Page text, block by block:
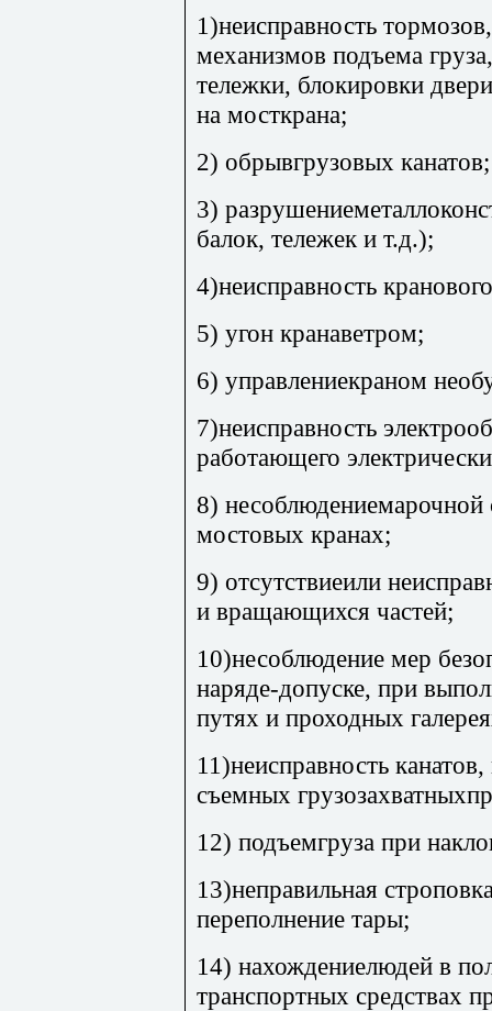
1)неисправность
механизмов подъема
тележки, блокировки
на мосткрана;
2) обрывгрузовых канатов;
3)
балок, тележек и т.д.);
4)неисправность
5) угон кранаветром;
6) управлениекраном
7)неисправность
работающего
8) несоблюдениемарочной
мостовых кранах;
9) отсутствиеили
и вращающихся частей;
10)несоблюдение мер
наряде-допуске, при
путях и проходных
11)неисправность
съемных
12) подъемгруза при
13)неправильная
переполнение тары;
14) нахождениелюдей в
транспортных средствах